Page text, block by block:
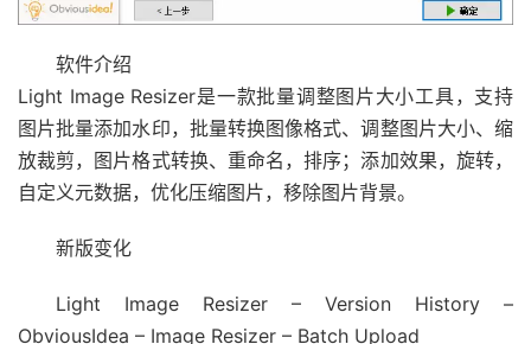
软件介绍
Light Image Resizer是一款批量调整图片大小工具，支持
图片批量添加水印，批量转换图像格式、调整图片大小、缩
放裁剪，图片格式转换、重命名，排序；添加效果，旋转，
自定义元数据，优化压缩图片，移除图片背景。
新版变化
Light Image Resizer – Version History –
ObviousIdea – Image Resizer – Batch Upload